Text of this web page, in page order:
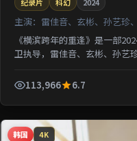
主演： 雷佳音、玄彬、孙艺珍
《横滨跨年的重逢》是一部
卫执导，雷佳音、玄彬、孙艺
113,966
6.7
韩国 4K